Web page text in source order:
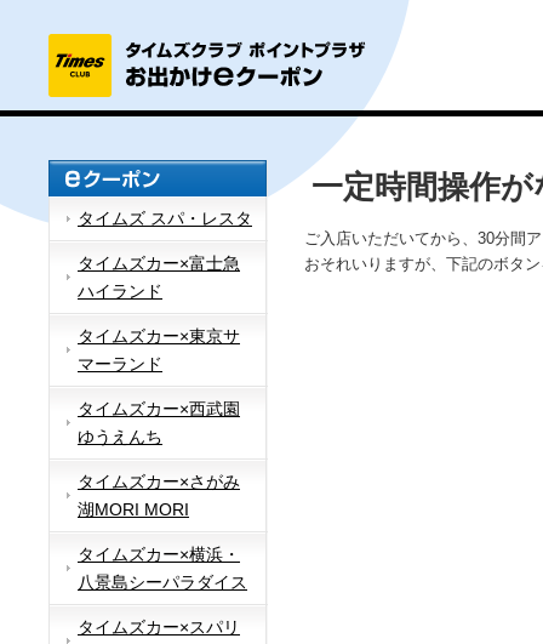
タイムズ スパ・レスタ
タイムズカー×富士急
ハイランド
タイムズカー×東京サ
マーランド
タイムズカー×西武園
ゆうえんち
タイムズカー×さがみ
湖MORI MORI
タイムズカー×横浜・
八景島シーパラダイス
タイムズカー×スパリ
一定時間操作
ご入店いただいてから、30分間
おそれいりますが、下記のボタ